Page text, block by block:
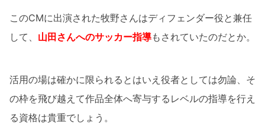
このCMに出演された牧野さんはディフェンダー役と兼任
して、 山田さんへのサッカー指導もされていたのだとか。
活用の場は確かに限られるとはいえ役者としては勿論、そ
の枠を飛び越えて作品全体へ寄与するレベルの指導を行え
る資格は貴重でしょう。